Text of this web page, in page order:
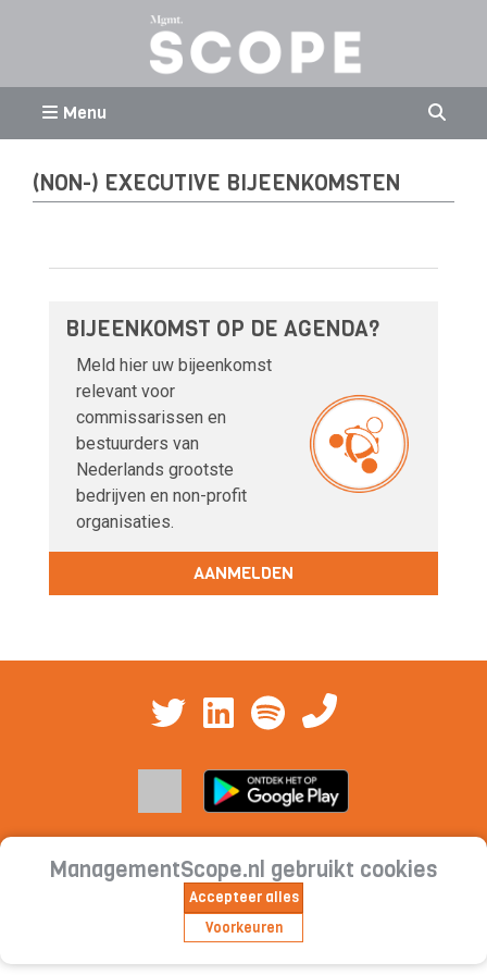
Menu
(NON-) EXECUTIVE BIJEENKOMSTEN
BIJEENKOMST OP DE AGENDA?
Meld hier uw bijeenkomst
relevant voor
commissarissen en
bestuurders van
Nederlands grootste
bedrijven en non-profit
organisaties.
AANMELDEN
Contact|Cookieverklaring | Privacyverklaring |
Abonnementsvoorwaarden
ManagementScope.nl gebruikt cookies
Accepteer alles
Voorkeuren